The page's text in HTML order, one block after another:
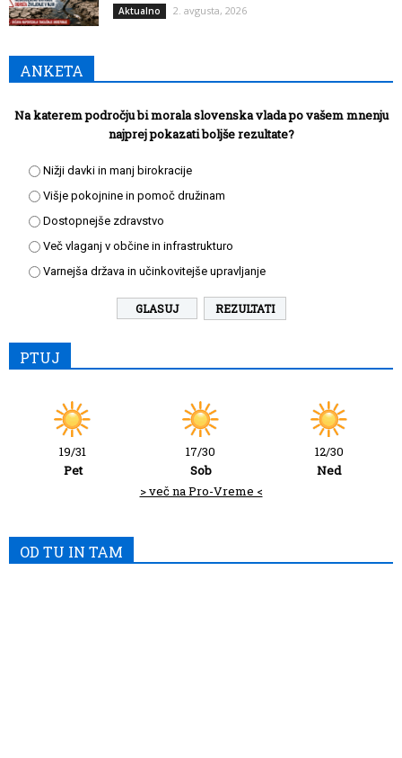
Aktualno 2. avgusta, 2026
ANKETA
Na katerem področju bi morala slovenska vlada po vašem mnenju
najprej pokazati boljše rezultate?
Nižji davki in manj birokracije
Višje pokojnine in pomoč družinam
Dostopnejše zdravstvo
Več vlaganj v občine in infrastrukturo
Varnejša država in učinkovitejše upravljanje
REZULTATI
PTUJ
19/31
Pet
17/30
Sob
12/30
Ned
> več na Pro-Vreme <
OD TU IN TAM